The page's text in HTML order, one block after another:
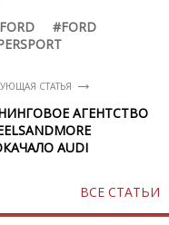
FORD
СТАТЬЯ →
АГЕНТСТВО
AUDI
ВСЕ СТАТЬИ